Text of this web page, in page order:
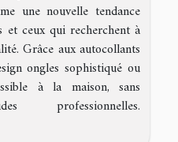
une nouvelle tendance
et ceux qui recherchent à
Grâce aux autocollants
ongles sophistiqué ou
à la maison, sans
professionnelles.